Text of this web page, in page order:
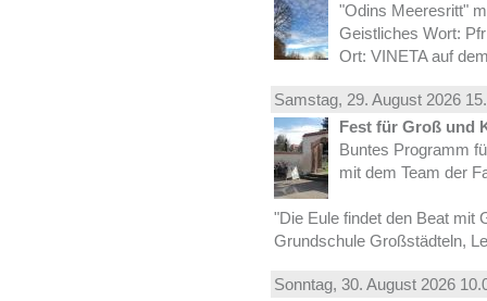
"Odins Meeresritt"
Geistliches Wort:
Ort: VINETA auf
Samstag, 29. August 2026
Fest für Groß und
Buntes Programm
mit dem Team der
"Die Eule findet den Beat mit
Grundschule Großstädteln,
Sonntag, 30. August 2026